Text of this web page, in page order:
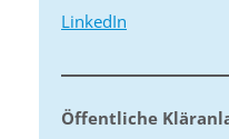
LinkedIn
Öffentliche